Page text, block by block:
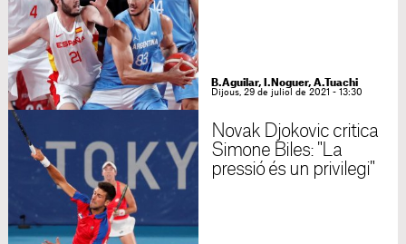
B.Aguilar, I.Noguer, A.Tuachi
Dijous, 29 de juliol de 2021 - 13:30
Novak Djokovic critica
Simone Biles: "La
pressió és un privilegi"